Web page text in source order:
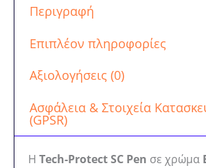
Περιγραφή
Επιπλέον πληροφορίες
Αξιολογήσεις (0)
Ασφάλεια & Στοιχεία
(GPSR)
Η Tech-Protect SC Pen σε χρώμα